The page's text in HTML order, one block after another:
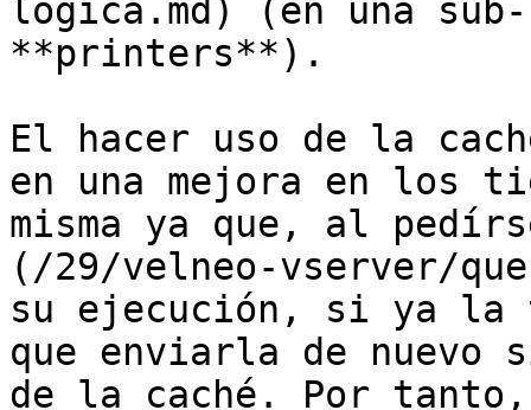
logica.md) (en una
**printers**).
El hacer uso de la
en una mejora en los
misma ya que, al
(/29/velneo-vserver/
su ejecución, si ya la
que enviarla de nuevo
de la caché. Por tanto,